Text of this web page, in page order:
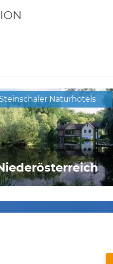
Steinschaler Naturhotels